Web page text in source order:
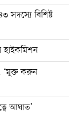
সদস্যে বিশিষ্ট
হাইকমিশন
‘মুক্ত করুন
আঘাত’